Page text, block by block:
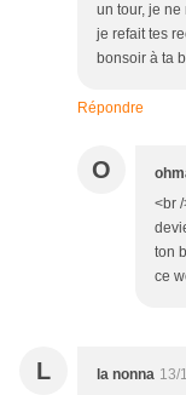
un tour, je
je refait tes
bonsoir à ta
Répondre
O
<br
ton
ce
L la nonna 13/